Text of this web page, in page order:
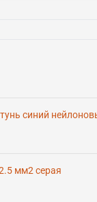
синий
мм2 серая